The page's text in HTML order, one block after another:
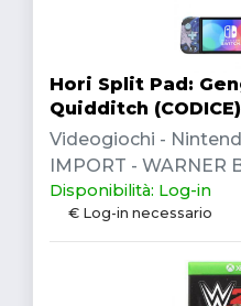
Hori Split Pad:
Quidditch (CODICE)
Videogiochi -
IMPORT - WARNER
Disponibilità: Log-in
€ Log-in necessario